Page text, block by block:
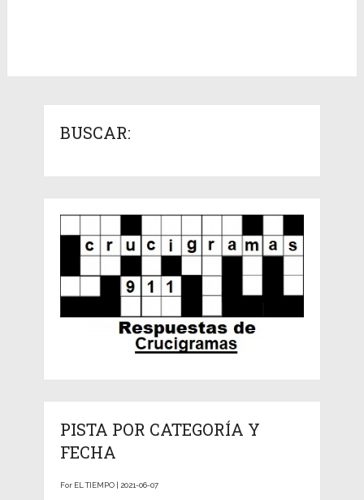
BUSCAR:
PISTA POR CATEGORÍA Y
FECHA
For EL TIEMPO | 2021-06-07